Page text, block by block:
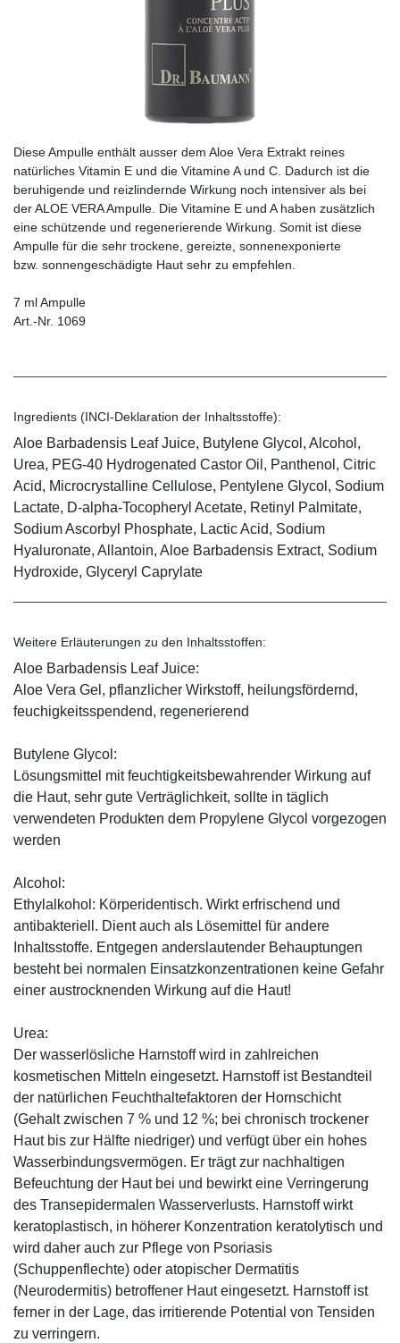
Diese Ampulle enthält ausser dem Aloe Vera Ex­trakt reines
natürliches Vitamin E und die Vitamine A und C. Dadurch ist die
beruhigende und reizlindernde Wirkung noch intensiver als bei
der ALOE VERA Ampulle. Die Vitamine E und A haben zusätzlich
eine schützende und regenerierende Wirkung. Somit ist diese
Ampulle für die sehr trockene, gereizte, sonnenexponierte
bzw. sonnengeschädigte Haut sehr zu empfehlen.
7 ml Ampulle
Art.-Nr. 1069
Ingredients (INCI-Deklaration der Inhaltsstoffe):
Aloe Barbadensis Leaf Juice, Butylene Glycol, Alcohol,
Urea, PEG-40 Hydrogenated Castor Oil, Panthenol, Citric
Acid, Microcrystalline Cellulose, Pentylene Glycol, Sodium
Lactate, D-alpha-Tocopheryl Acetate, Retinyl Palmitate,
Sodium Ascorbyl Phosphate, Lactic Acid, Sodium
Hyaluronate, Allantoin, Aloe Barbadensis Extract, Sodium
Hydroxide, Glyceryl Caprylate
Weitere Erläuterungen zu den Inhaltsstoffen:
Aloe Barbadensis Leaf Juice:
Aloe Vera Gel, pflanzlicher Wirkstoff, ­heilungsfördernd,
feuchigkeitsspendend, ­regenerierend
Butylene Glycol:
Lösungsmittel mit feuchtigkeitsbewahrender Wirkung auf
die Haut, sehr gute Verträglichkeit, sollte in täglich
verwendeten Produkten dem Propylene Glycol vorgezogen
werden
Alcohol:
Ethylalkohol: Körperidentisch. Wirkt erfrischend und
antibakteriell. Dient auch als Lösemittel für andere
Inhaltsstoffe. Entgegen anderslautender Behauptungen
besteht bei normalen Einsatzkonzentrationen keine Gefahr
einer austrocknenden Wirkung auf die Haut!
Urea:
Der wasserlösliche Harnstoff wird in zahlreichen
kosmetischen Mitteln eingesetzt. Harnstoff ist Bestandteil
der natürlichen Feuchthaltefaktoren der Hornschicht
(Gehalt zwischen 7 % und 12 %; bei chronisch trockener
Haut bis zur Hälfte niedriger) und verfügt über ein hohes
Wasserbindungsvermögen. Er trägt zur nachhaltigen
Befeuchtung der Haut bei und bewirkt eine Verringerung
des Transepidermalen Wasserverlusts. Harnstoff wirkt
keratoplastisch, in höherer Konzentration keratolytisch und
wird daher auch zur Pflege von Psoriasis
(Schuppenflechte) oder atopischer Dermatitis
(Neurodermitis) betroffener Haut eingesetzt. Harnstoff ist
ferner in der Lage, das irritierende Potential von Tensiden
zu verringern.